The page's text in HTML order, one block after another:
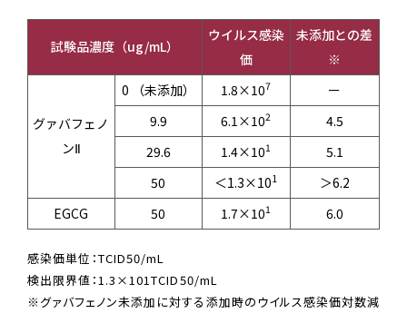
試験品濃度（ug/mL）
ウイルス感染
価
未添加との差
※
グァバフェノ
ンⅡ
0 （未添加） 1.8×107
ー
9.9
6.1×102
4.5
29.6
1.4×101
5.1
50
＜1.3×101
＞6.2
EGCG
50 1.7×101 6.0
感染価単位：TCID50/mL
検出限界値：1.3×101TCID50/mL
※グァバフェノン未添加に対する添加時のウイルス感染価対数減